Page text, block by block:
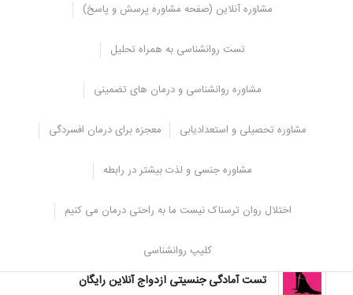
مشاوره آنلاین (صفحه مشاوره پرسش و پاسخ)
تست روانشناسی به همراه تحلیل
مشاوره روانشناسی و درمان های تضمینی
مشاوره تحصیلی و استعدادیابی معجزه برای درمان افسردگی
مشاوره جنسی و لذت بیشتر در رابطه
اختلال روان ترسناک نیست ما به راحتی درمان می کنیم
کلیپ روانشناسی
پرخاشگری چیست و انواع پرخاشگری در روانشناسی
pdf
تست درک شما از رفتار و حرکات دیگران
تست آمادگی جنسیتی ازدواج آنلاین رایگان